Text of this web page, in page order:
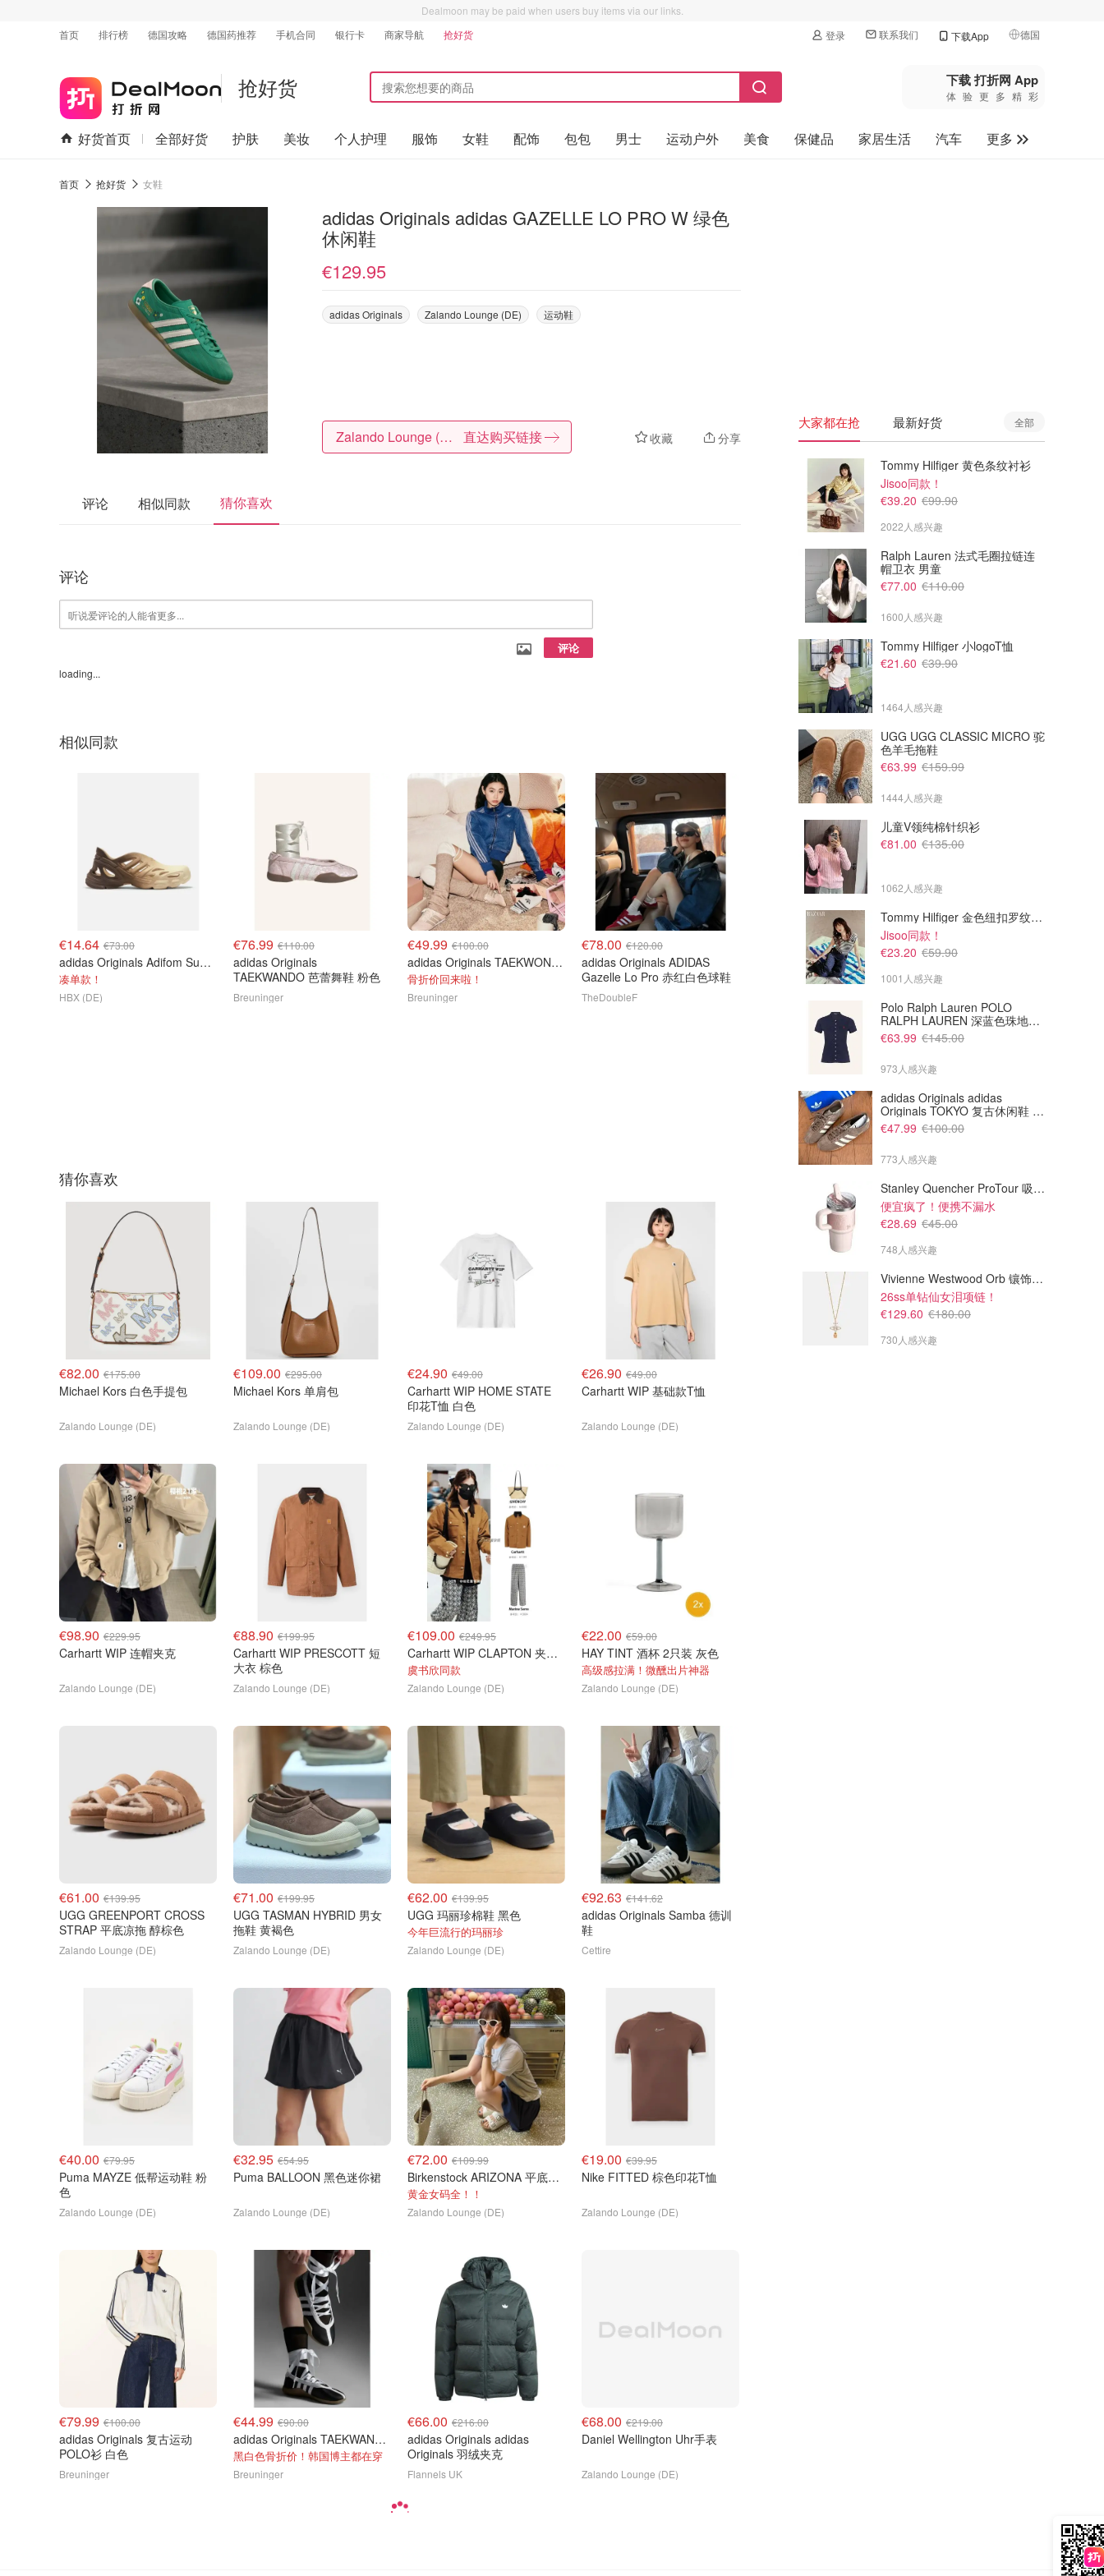
Dealmoon may be paid when users buy items via our links.
首页
排行榜 德国攻略 德国药推荐 手机合同 银行卡 商家导航 抢好货 登录 联系我们 下载App 德国
🇺🇸美国
🇨🇳中国
🇨🇦加拿大
抢好货 下载 打折网 App
体验更多精彩
好货首页 全部好货 护肤 美妆 个人护理 服饰 女鞋 配饰 包包 男士 运动户外 美食 保健品 家居生活 汽车
更多
首页 抢好货 女鞋
adidas Originals adidas GAZELLE LO PRO W 绿色
休闲鞋
€129.95
adidas Originals Zalando Lounge (DE) 运动鞋
收藏 分享
Zalando Lounge (DE) 直达购买链接
评论 相似同款 猜你喜欢
评论
评论
loading...
相似同款
€14.64 €73.00
adidas Originals Adifom Supernova 休闲运动鞋
凑单款！
HBX (DE)
€76.99 €110.00
adidas Originals
TAEKWANDO 芭蕾舞鞋 粉色
Breuninger
€49.99 €100.00
adidas Originals TAEKWONDO 玫瑰色休闲鞋
骨折价回来啦！
Breuninger
€78.00 €120.00
adidas Originals ADIDAS
Gazelle Lo Pro 赤红白色球鞋
TheDoubleF
£100.00
adidas Originals Taekwondo
£65.00
adidas Originals Taekwondo
跆拳道芭蕾鞋
猜你喜欢
€82.00 €175.00
Michael Kors 白色手提包
Zalando Lounge (DE)
€109.00 €295.00
Michael Kors 单肩包
Zalando Lounge (DE)
€24.90 €49.00
Carhartt WIP HOME STATE
印花T恤 白色
Zalando Lounge (DE)
€26.90 €49.00
Carhartt WIP 基础款T恤
Zalando Lounge (DE)
€98.90 €229.95
Carhartt WIP 连帽夹克
Zalando Lounge (DE)
€88.90 €199.95
Carhartt WIP PRESCOTT 短
大衣 棕色
Zalando Lounge (DE)
€109.00 €249.95
Carhartt WIP CLAPTON 夹克 棕色
虞书欣同款
Zalando Lounge (DE)
€22.00 €59.00
HAY TINT 酒杯 2只装 灰色
高级感拉满！微醺出片神器
Zalando Lounge (DE)
€61.00 €139.95
UGG GREENPORT CROSS
STRAP 平底凉拖 醇棕色
Zalando Lounge (DE)
€71.00 €199.95
UGG TASMAN HYBRID 男女
拖鞋 黄褐色
Zalando Lounge (DE)
€62.00 €139.95
UGG 玛丽珍棉鞋 黑色
今年巨流行的玛丽珍
Zalando Lounge (DE)
€92.63 €141.62
adidas Originals Samba 德训
鞋
Cettire
€40.00 €79.95
Puma MAYZE 低帮运动鞋 粉
色
Zalando Lounge (DE)
€32.95 €54.95
Puma BALLOON 黑色迷你裙
Zalando Lounge (DE)
€72.00 €109.99
Birkenstock ARIZONA 平底拖鞋 白色
黄金女码全！！
Zalando Lounge (DE)
€19.00 €39.95
Nike FITTED 棕色印花T恤
Zalando Lounge (DE)
€79.99 €100.00
adidas Originals 复古运动
POLO衫 白色
Breuninger
€44.99 €90.00
adidas Originals TAEKWANDO 芭蕾鞋
黑白色骨折价！韩国博主都在穿
Breuninger
€66.00 €216.00
adidas Originals adidas
Originals 羽绒夹克
Flannels UK
€68.00 €219.00
Daniel Wellington Uhr手表
Zalando Lounge (DE)
大家都在抢 最新好货 全部
Tommy Hilfiger 黄色条纹衬衫
Jisoo同款！
€39.20 €99.90
2022人感兴趣
Ralph Lauren 法式毛圈拉链连
帽卫衣 男童
€77.00 €110.00
1600人感兴趣
Tommy Hilfiger 小logoT恤
€21.60 €39.90
1464人感兴趣
UGG UGG CLASSIC MICRO 驼
色羊毛拖鞋
€63.99 €159.99
1444人感兴趣
儿童V领纯棉针织衫
€81.00 €135.00
1062人感兴趣
Tommy Hilfiger 金色纽扣罗纹背心
Jisoo同款！
€23.20 €59.90
1001人感兴趣
Polo Ralph Lauren POLO
RALPH LAUREN 深蓝色珠地布
Polo衫
€63.99 €145.00
973人感兴趣
adidas Originals adidas
Originals TOKYO 复古休闲鞋 深
棕色
€47.99 €100.00
773人感兴趣
Stanley Quencher ProTour 吸管杯 0.59L
便宜疯了！便携不漏水
€28.69 €45.00
748人感兴趣
Vivienne Westwood Orb 镶饰项链
26ss单钻仙女泪项链！
€129.60 €180.00
730人感兴趣